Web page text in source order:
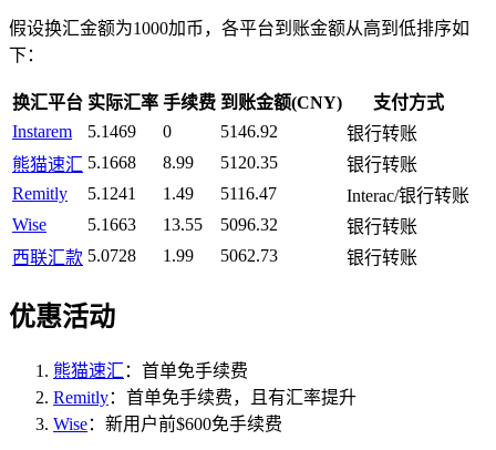
假设换汇金额为1000加币，各平台到账金额从高到低排序如
下：
换汇平台 实际汇率 手续费 到账金额(CNY)
支付方式
Instarem
5.1469 0 5146.92
银行转账
熊猫速汇 5.1668 8.99 5120.35
银行转账
Remitly
5.1241 1.49 5116.47
Interac/银行转账
Wise
5.1663 13.55 5096.32
银行转账
西联汇款 5.0728 1.99 5062.73 银行转账
优惠活动
熊猫速汇 ：首单免手续费
Remitly：首单免手续费，且有汇率提升
Wise：新用户前$600免手续费